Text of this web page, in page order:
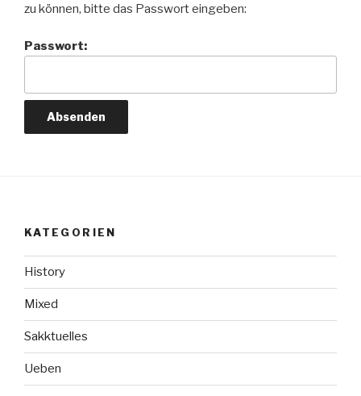
zu können, bitte das Passwort eingeben:
Passwort:
KATEGORIEN
History
Mixed
Sakktuelles
Ueben